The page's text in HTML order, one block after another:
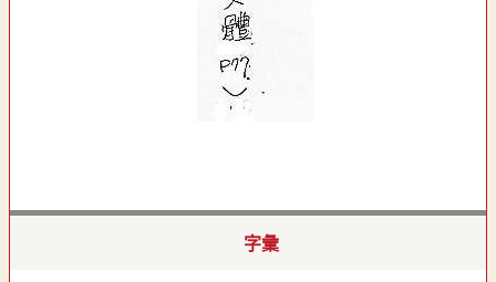
字彙